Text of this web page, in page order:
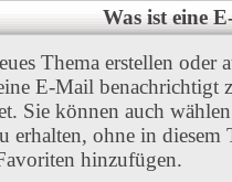
Was ist eine
Thema erstellen
E-Mail benachrichtigt
Sie können auch
erhalten, ohne in
hinzufügen.